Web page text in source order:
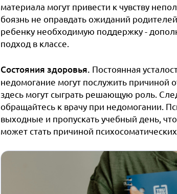
материала могут привести к чувству
боязнь не оправдать ожиданий
ребенку необходимую поддержку -
подход в классе.
Состояния здоровья. Постоянная
недомогание могут послужить
здесь могут сыграть решающую роль.
обращайтесь к врачу при недомогании.
выходные и пропускать учебный день,
может стать причиной